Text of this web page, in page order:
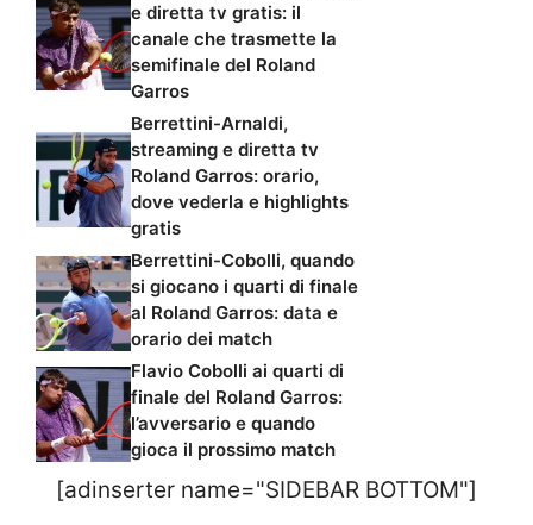
e diretta tv gratis: il
canale che trasmette la
semifinale del Roland
Garros
Berrettini-Arnaldi,
streaming e diretta tv
Roland Garros: orario,
dove vederla e highlights
gratis
Berrettini-Cobolli, quando
si giocano i quarti di finale
al Roland Garros: data e
orario dei match
Flavio Cobolli ai quarti di
finale del Roland Garros:
l’avversario e quando
gioca il prossimo match
[adinserter name="SIDEBAR BOTTOM"]